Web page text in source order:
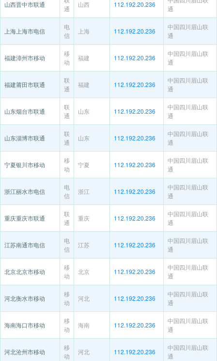
山西晋中市联通
通
山西 112.192.20.236
通
上海上海市电信
电
信
上海 112.192.20.236
中国四川眉山联
通
福建漳州市移动
移
动
福建 112.192.20.236
中国四川眉山联
通
福建莆田市联通
联
通
福建 112.192.20.236
中国四川眉山联
通
山东烟台市联通
联
通
山东 112.192.20.236
中国四川眉山联
通
山东淄博市联通
联
通
山东 112.192.20.236
中国四川眉山联
通
宁夏银川市移动
移
动
宁夏 112.192.20.236
中国四川眉山联
通
浙江丽水市电信
电
信
浙江 112.192.20.236
中国四川眉山联
通
重庆重庆市联通
联
通
重庆 112.192.20.236
中国四川眉山联
通
江苏南通市电信
电
信
江苏 112.192.20.236
中国四川眉山联
通
北京北京市移动
移
动
北京 112.192.20.236
中国四川眉山联
通
河北衡水市移动
移
动
河北 112.192.20.236
中国四川眉山联
通
海南海口市移动
移
动
海南 112.192.20.236
中国四川眉山联
通
河北沧州市移动
移
动
河北 112.192.20.236
中国四川眉山联
通